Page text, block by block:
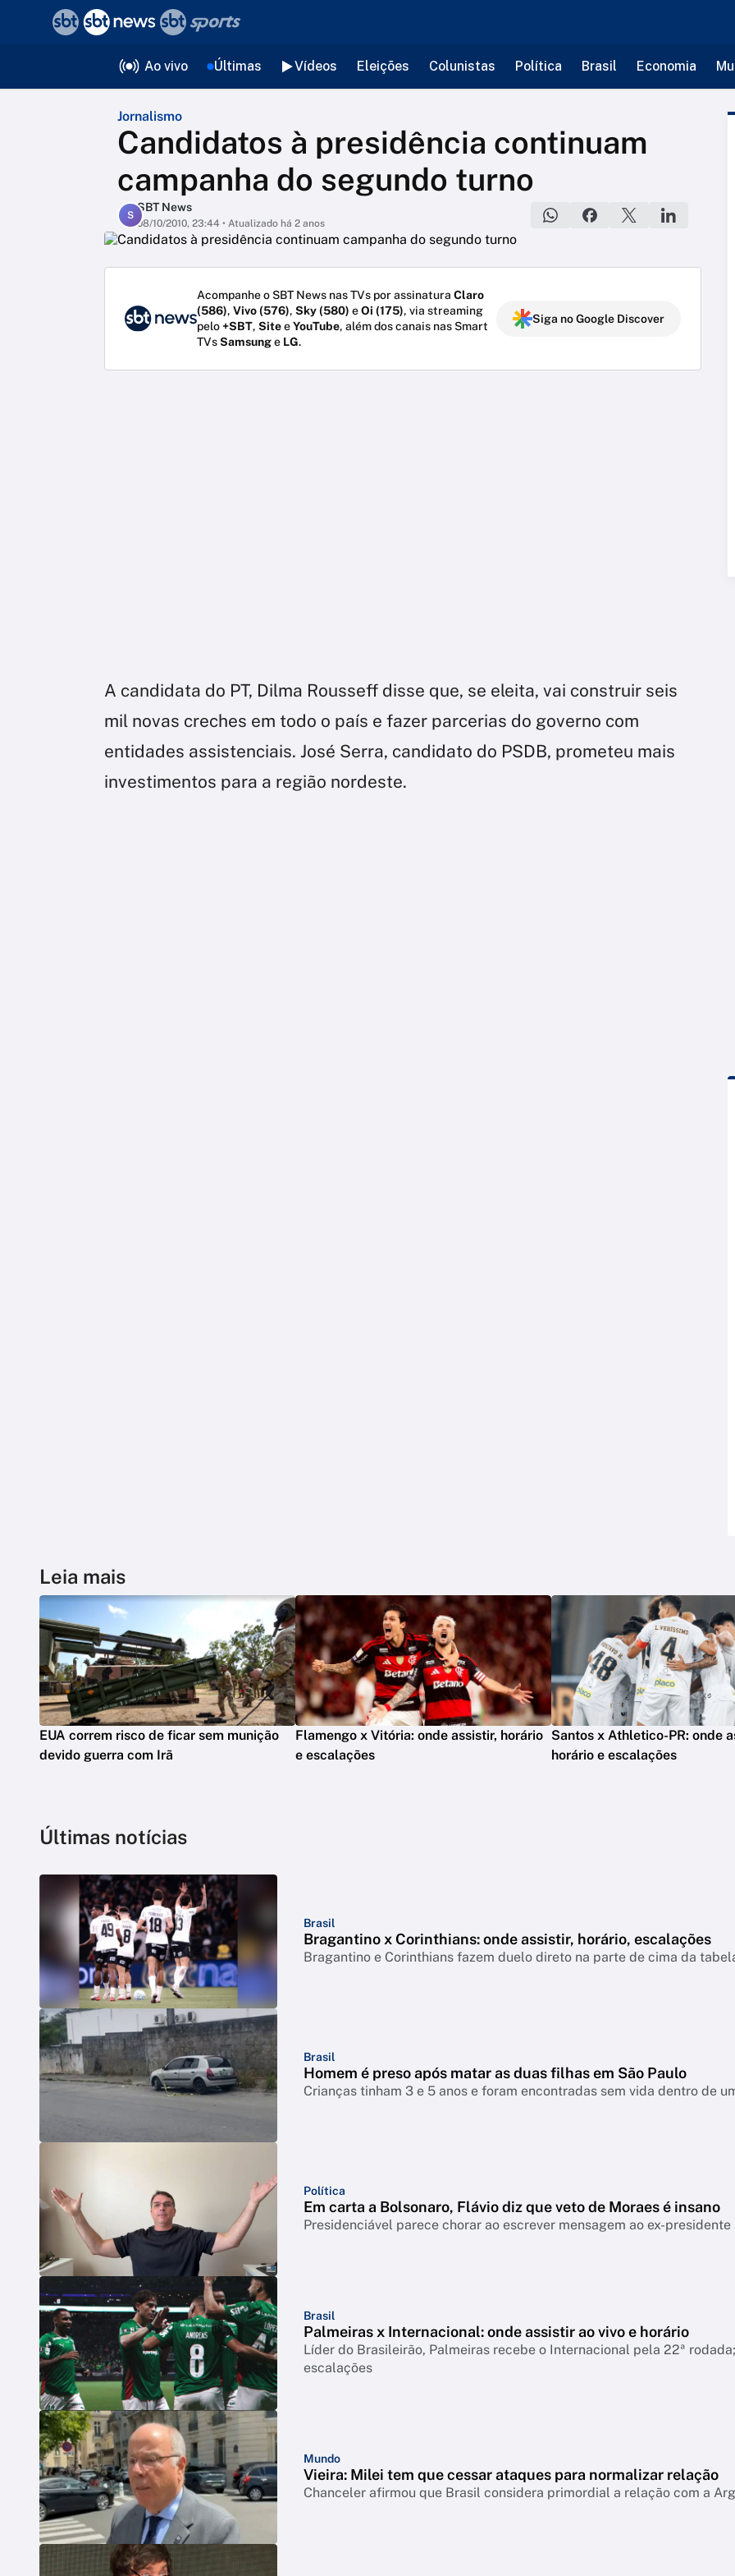
Ao vivo Últimas Vídeos Eleições Colunistas Política Brasil Economia
Jornalismo
Candidatos à presidência continuam
campanha do segundo turno
S
SBT News
08/10/2010, 23:44 • Atualizado há 2 anos
Acompanhe o SBT News nas TVs por assinatura Claro
(586), Vivo (576), Sky (580) eOi (175), via streaming
pelo+SBT, SiteeYouTube, além dos canais nas Smart
TVsSamsunge LG.
Siga no Google Discover
A candidata do PT, Dilma Rousseff disse que, se eleita, vai construir seis
mil novas creches em todo o país e fazer parcerias do governo com
entidades assistenciais. José Serra, candidato do PSDB, prometeu mais
investimentos para a região nordeste.
Leia mais
EUA correm risco de ficar sem munição
devido guerra com Irã
Flamengo x Vitória: onde assistir, horário
e escalações
Santos x Athletico-PR: onde
horário e escalações
Últimas notícias
Brasil
Bragantino x Corinthians: onde assistir, horário, escalações
Bragantino e Corinthians fazem duelo direto na parte de cima da
Brasil
Homem é preso após matar as duas filhas em São Paulo
Crianças tinham 3 e 5 anos e foram encontradas sem vida dentro de
Política
Em carta a Bolsonaro, Flávio diz que veto de Moraes é insano
Presidenciável parece chorar ao escrever mensagem ao ex-
Brasil
Palmeiras x Internacional: onde assistir ao vivo e horário
Líder do Brasileirão, Palmeiras recebe o Internacional pela 22ª
escalações
Mundo
Vieira: Milei tem que cessar ataques para normalizar relação
Chanceler afirmou que Brasil considera primordial a relação com a
voltar
Editorias